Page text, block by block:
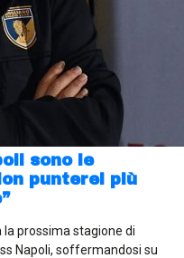
sono le
punterei più
la prossima stagione di
Napoli, soffermandosi su